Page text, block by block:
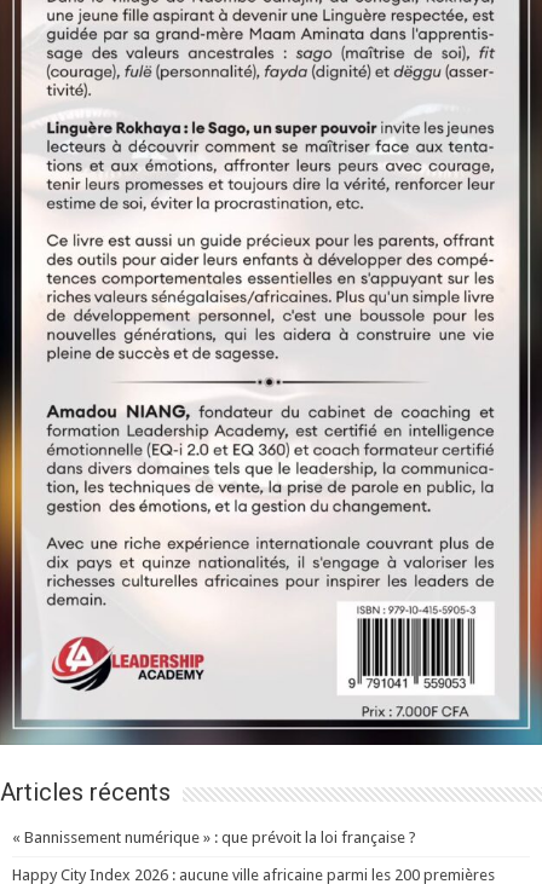
Articles récents
« Bannissement numérique » : que prévoit la loi française ?
Happy City Index 2026 : aucune ville africaine parmi les 200 premières